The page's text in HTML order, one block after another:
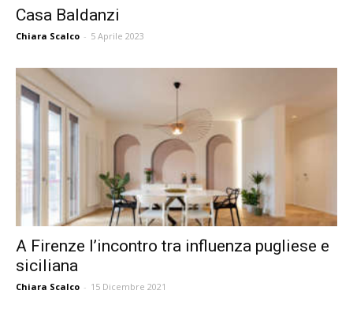
Casa Baldanzi
Chiara Scalco - 5 Aprile 2023
A Firenze l’incontro tra influenza pugliese e
siciliana
Chiara Scalco - 15 Dicembre 2021